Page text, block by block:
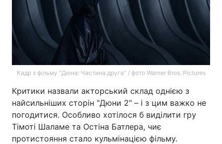
Кадр з фільму "Дюна: Частина друга" / фото Warner Bros. Pictures
Критики назвали акторський склад однією з
найсильніших сторін "Дюни 2" – і з цим важко не
погодитися. Особливо хотілося б виділити гру
Тімоті Шаламе та Остіна Батлера, чиє
протистояння стало кульмінацією фільму.